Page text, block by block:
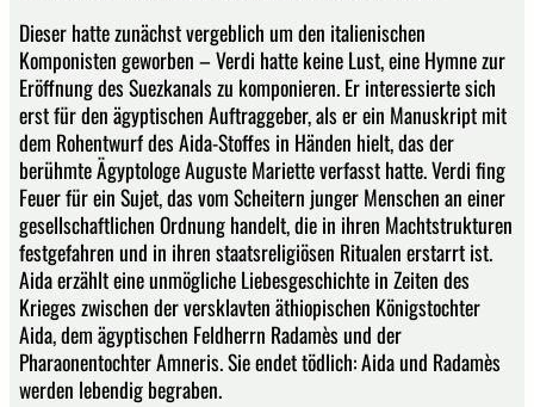
Dieser hatte zunächst vergeblich um den italienischen
Komponisten geworben – Verdi hatte keine Lust, eine Hymne zur
Eröffnung des Suezkanals zu komponieren. Er interessierte sich
erst für den ägyptischen Auftraggeber, als er ein Manuskript mit
dem Rohentwurf des Aida-Stoffes in Händen hielt, das der
berühmte Ägyptologe Auguste Mariette verfasst hatte. Verdi fing
Feuer für ein Sujet, das vom Scheitern junger Menschen an einer
gesellschaftlichen Ordnung handelt, die in ihren Machtstrukturen
festgefahren und in ihren staatsreligiösen Ritualen erstarrt ist.
Aida erzählt eine unmögliche Liebesgeschichte in Zeiten des
Krieges zwischen der versklavten äthiopischen Königstochter
Aida, dem ägyptischen Feldherrn Radamès und der
Pharaonentochter Amneris. Sie endet tödlich: Aida und Radamès
werden lebendig begraben.